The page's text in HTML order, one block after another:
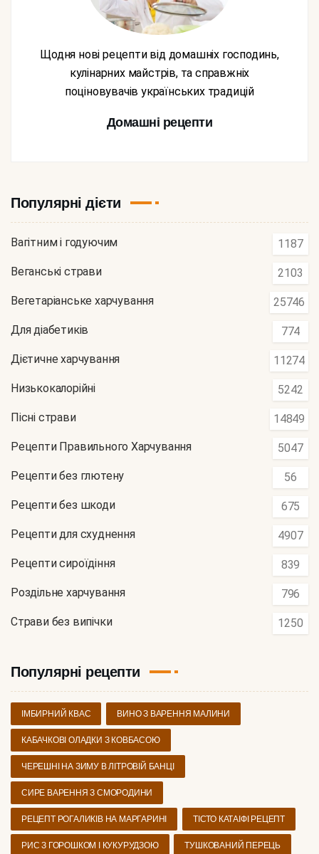
Щодня нові рецепти від домашніх господинь,
кулінарних майстрів, та справжніх
поціновувачів українських традицій
Домашні рецепти
Популярні дієти
Вагітним і годуючим 1187
Веганські страви 2103
Вегетаріанське харчування 25746
Для діабетиків 774
Дієтичне харчування 11274
Низькокалорійні 5242
Пісні страви 14849
Рецепти Правильного Харчування 5047
Рецепти без глютену 56
Рецепти без шкоди 675
Рецепти для схуднення 4907
Рецепти сироїдіння 839
Роздільне харчування 796
Страви без випічки 1250
Популярні рецепти
ІМБИРНИЙ КВАС ВИНО З ВАРЕННЯ МАЛИНИ
КАБАЧКОВІ ОЛАДКИ З КОВБАСОЮ
ЧЕРЕШНІ НА ЗИМУ В ЛІТРОВІЙ БАНЦІ
СИРЕ ВАРЕННЯ З СМОРОДИНИ
РЕЦЕПТ РОГАЛИКІВ НА МАРГАРИНІ ТІСТО КАТАІФІ РЕЦЕПТ
РИС З ГОРОШКОМ І КУКУРУДЗОЮ ТУШКОВАНИЙ ПЕРЕЦЬ